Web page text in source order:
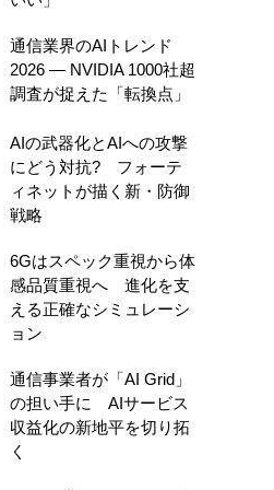
通信業界のAIトレンド
2026 ― NVIDIA 1000社超
調査が捉えた「転換点」
AIの武器化とAIへの攻撃
にどう対抗? フォーテ
ィネットが描く新・防御
戦略
6Gはスペック重視から体
感品質重視へ 進化を支
える正確なシミュレーシ
ョン
通信事業者が「AI Grid」
の担い手に AIサービス
収益化の新地平を切り拓
く